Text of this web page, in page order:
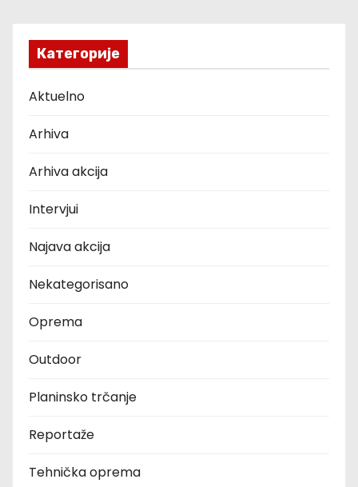
Категорије
Aktuelno
Arhiva
Arhiva akcija
Intervjui
Najava akcija
Nekategorisano
Oprema
Outdoor
Planinsko trčanje
Reportaže
Tehnička oprema